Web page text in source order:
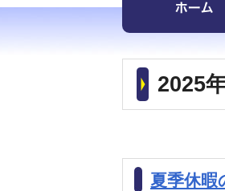
2025
夏季休暇